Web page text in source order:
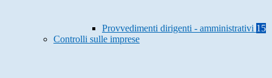
Provvedimenti dirigenti - amministrativi 15
Controlli sulle imprese